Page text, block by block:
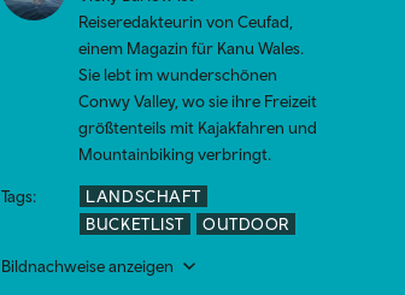
Reiseredakteurin von Ceufad,
einem Magazin für Kanu Wales.
Sie lebt im wunderschönen
Conwy Valley, wo sie ihre Freizeit
größtenteils mit Kajakfahren und
Mountainbiking verbringt.
Tags:
LANDSCHAFT
BUCKETLIST
OUTDOOR
Bildnachweise anzeigen